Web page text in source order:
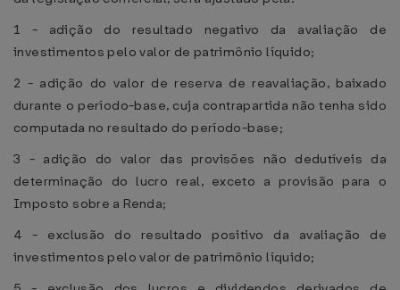
1 - adição do resultado negativo da avaliação de
investimentos pelo valor de patrimônio líquido;
2 - adição do valor de reserva de reavaliação, baixado
durante o período-base, cuja contrapartida não tenha sido
computada no resultado do período-base;
3 - adição do valor das provisões não dedutíveis da
determinação do lucro real, exceto a provisão para o
Imposto sobre a Renda;
4 - exclusão do resultado positivo da avaliação de
investimentos pelo valor de patrimônio líquido;